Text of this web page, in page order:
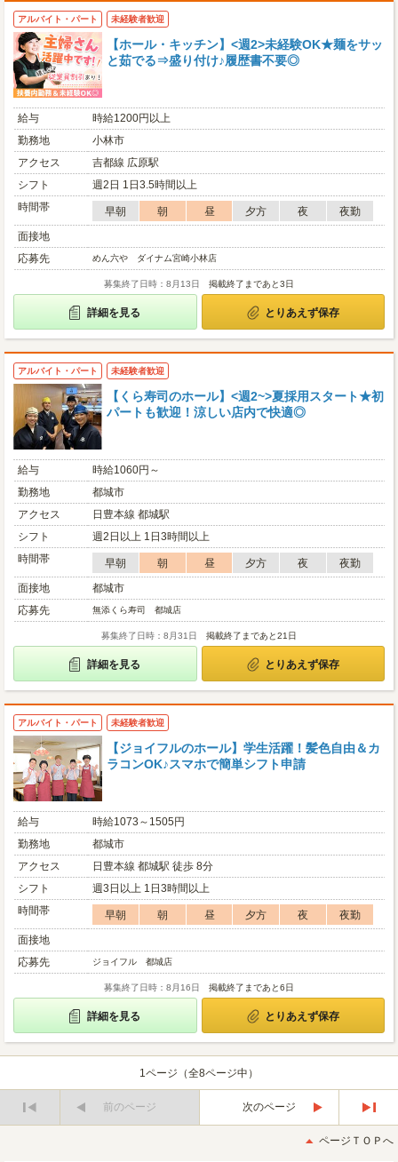
アルバイト・パート 未経験者歓迎
【ホール・キッチン】<週2>未経験OK★麺をサッ
と茹でる⇒盛り付け♪履歴書不要◎
給与
時給1200円以上
勤務地
小林市
アクセス
吉都線 広原駅
シフト
週2日 1日3.5時間以上
時間帯
早朝 朝 昼 夕方 夜
夜勤
面接地
応募先
めん六や ダイナム宮崎小林店
募集終了日時：8月13日 掲載終了まであと3日
詳細を見る とりあえず保存
アルバイト・パート 未経験者歓迎
【くら寿司のホール】<週2~>夏採用スタート★初
パートも歓迎！涼しい店内で快適◎
給与
時給1060円～
勤務地
都城市
アクセス
日豊本線 都城駅
シフト
週2日以上 1日3時間以上
時間帯
早朝 朝 昼 夕方 夜
夜勤
面接地
都城市
応募先
無添くら寿司 都城店
募集終了日時：8月31日 掲載終了まであと21日
詳細を見る とりあえず保存
アルバイト・パート 未経験者歓迎
【ジョイフルのホール】学生活躍！髪色自由＆カ
ラコンOK♪スマホで簡単シフト申請
給与
時給1073～1505円
勤務地
都城市
アクセス
日豊本線 都城駅 徒歩 8分
シフト
週3日以上 1日3時間以上
時間帯
早朝 朝 昼 夕方 夜
夜勤
面接地
応募先
ジョイフル 都城店
募集終了日時：8月16日 掲載終了まであと6日
詳細を見る とりあえず保存
1ページ（全8ページ中）
前のページ
次のページ
後
ページＴＯＰへ